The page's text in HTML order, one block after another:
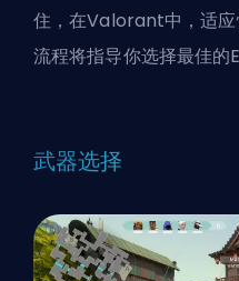
住，在Valorant中，适应
流程将指导你选择最佳的
武器选择